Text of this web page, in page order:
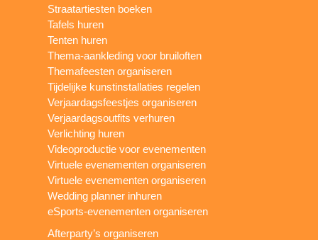
Straatartiesten boeken
Tafels huren
Tenten huren
Thema-aankleding voor bruiloften
Themafeesten organiseren
Tijdelijke kunstinstallaties regelen
Verjaardagsfeestjes organiseren
Verjaardagsoutfits verhuren
Verlichting huren
Videoproductie voor evenementen
Virtuele evenementen organiseren
Virtuele evenementen organiseren
Wedding planner inhuren
eSports-evenementen organiseren
Afterparty’s organiseren